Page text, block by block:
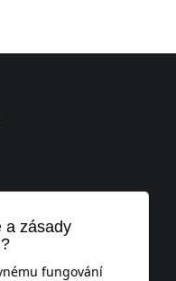
a zásady
fungování